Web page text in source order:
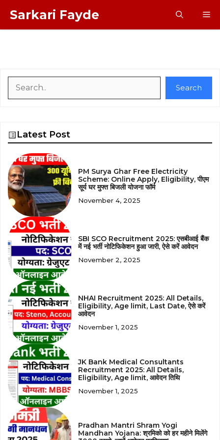
content
Sarkari Fayde
Search
Latest Post
PM Surya Ghar Free Electricity
Scheme: Online Apply, Eligibility, पीएम
सूर्य घर मुफ्त बिजली योजना फॉर्म
November 4, 2025
SBI SCO Recruitment 2025: एसबीआई बैंक
में नई भर्ती नोटिफिकेशन हुआ जारी, ऐसे करें आवेदन
November 2, 2025
NHAI Recruitment 2025: All Details,
Eligibility, Age limit, Last Date, ऐसे करें
आवेदन
November 1, 2025
JK Bank Medical Consultants
Recruitment 2025: All Details,
Eligibility, Age limit, आवेदन तिथि
November 1, 2025
Pradhan Mantri Shram Yogi
Mandhan Yojana: श्रमिको को हर महीने मिलेंगे